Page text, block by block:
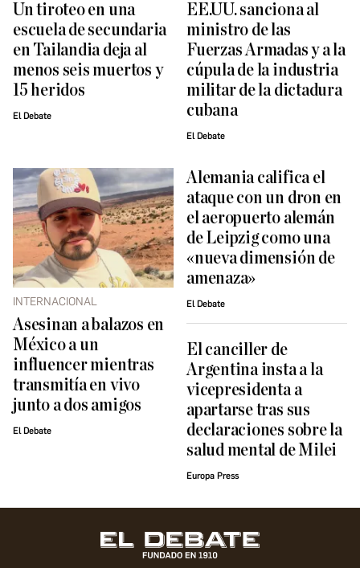
Un tiroteo en una
escuela de secundaria
en Tailandia deja al
menos seis muertos y
15 heridos
El Debate
EE.UU. sanciona al
ministro de las
Fuerzas Armadas y a la
cúpula de la industria
militar de la dictadura
cubana
El Debate
INTERNACIONAL
Asesinan a balazos en
México a un
influencer mientras
transmitía en vivo
junto a dos amigos
El Debate
Alemania califica el
ataque con un dron en
el aeropuerto alemán
de Leipzig como una
«nueva dimensión de
amenaza»
El Debate
El canciller de
Argentina insta a la
vicepresidenta a
apartarse tras sus
declaraciones sobre la
salud mental de Milei
Europa Press